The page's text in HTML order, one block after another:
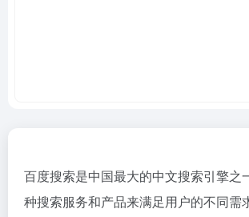
百度搜索是中国最大的中文搜索引擎之
种搜索服务和产品来满足用户的不同需